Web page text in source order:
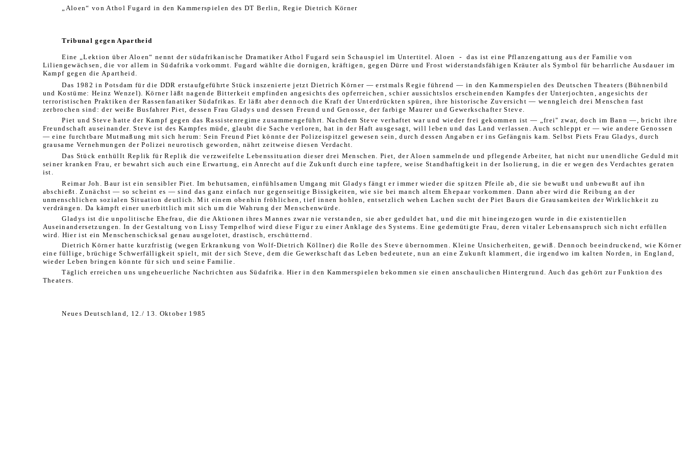
„Aloen“ von Athol Fugard in den Kammerspielen des DT Berlin, Regie Dietrich Körner
Tribunal gegen Apartheid
Eine „Lektion über Aloen“ nennt der südafrikanische Dramatiker Athol Fugard sein Schauspiel im Untertitel. Aloen -
das ist eine Pflanzengattung aus der Familie von
Liliengewächsen, die vor allem in Südafrika vorkommt. Fugard wählte die dornigen, kräftigen, gegen Dürre und Frost widerstandsfähigen Kräuter als Symbol für beharrliche Ausdauer im
Kampf gegen die Apartheid.
Das 1982 in Potsdam für die DDR erstaufgeführte Stück inszenierte jetzt Dietrich Körner — erstmals Regie führend — in den Kammerspielen des Deutschen Theaters (Bühnenbild
und Kostüme: Heinz Wenzel). Körner läßt nagende Bitterkeit empfinden angesichts des opferreichen, schier aussichtslos erscheinenden Kampfes der Unterjochten, angesichts der
terroristischen Praktiken der Rassenfanatiker Südafrikas. Er läßt aber dennoch die Kraft der Unterdrückten spüren, ihre historische Zuversicht — wenngleich drei Menschen fast
zerbrochen sind: der weiße Busfahrer Piet, dessen Frau Gladys und dessen Freund und Genosse, der farbige Maurer und Gewerkschafter Steve.
Piet und Steve hatte der Kampf gegen das Rassistenregime zusammengeführt. Nachdem Steve verhaftet war und wieder frei gekommen ist — „frei" zwar, doch im Bann —, bricht ihre
Freundschaft auseinander. Steve ist des Kampfes müde, glaubt die Sache verloren, hat in der Haft ausgesagt, will leben und das Land verlassen. Auch schleppt er — wie andere Genossen
— eine furchtbare Mutmaßung mit sich herum: Sein Freund Piet könnte der Polizeispitzel gewesen sein, durch dessen Angaben er ins Gefängnis kam. Selbst Piets Frau Gladys, durch
grausame Vernehmungen der Polizei neurotisch geworden, nährt zeitweise diesen Verdacht.
Das Stück enthüllt Replik für Replik die verzweifelte Lebenssituation dieser drei Menschen. Piet, der Aloen sammelnde und pflegende Arbeiter, hat nicht nur unendliche Geduld mit
seiner kranken Frau, er bewahrt sich auch eine Erwartung, ein Anrecht auf die Zukunft durch eine tapfere, weise Standhaftigkeit in der Isolierung, in die er wegen des Verdachtes geraten
ist.
Reimar Joh. Baur ist ein sensibler Piet. Im behutsamen, einfühlsamen Umgang mit Gladys fängt er immer wieder die spitzen Pfeile ab, die sie bewußt und unbewußt auf ihn
abschießt. Zunächst — so scheint es — sind das ganz einfach nur gegenseitige Bissigkeiten, wie sie bei manch altem Ehepaar vorkommen. Dann aber wird die Reibung an der
unmenschlichen sozialen Situation deutlich. Mit einem obenhin fröhlichen, tief innen hohlen, entsetzlich wehen Lachen sucht der Piet Baurs die Grausamkeiten der Wirklichkeit zu
verdrängen. Da kämpft einer unerbittlich mit sich um die Wahrung der Menschenwürde.
Gladys ist die unpolitische Ehefrau, die die Aktionen ihres Mannes zwar nie verstanden, sie aber geduldet hat, und die mit hineingezogen wurde in die existentiellen
Auseinandersetzungen. In der Gestaltung von Lissy Tempelhof wird diese Figur zu einer Anklage des Systems. Eine gedemütigte Frau, deren vitaler Lebensanspruch sich nicht erfüllen
wird. Hier ist ein Menschenschicksal genau ausgelotet, drastisch, erschütternd.
Dietrich Körner hatte kurzfristig (wegen Erkrankung von Wolf-Dietrich Köllner) die Rolle des Steve übernommen. Kleine Unsicherheiten, gewiß. Dennoch beeindruckend, wie Körner
eine füllige, brüchige Schwerfälligkeit spielt, mit der sich Steve, dem die Gewerkschaft das Leben bedeutete, nun an eine Zukunft klammert, die irgendwo im kalten Norden, in England,
wieder Leben bringen könnte für sich und seine Familie.
Täglich erreichen uns ungeheuerliche Nachrichten aus Südafrika. Hier in den Kammerspielen bekommen sie einen anschaulichen Hintergrund. Auch das gehört zur Funktion des
Theaters.
Neues Deutschland, 12./ 13. Oktober 1985